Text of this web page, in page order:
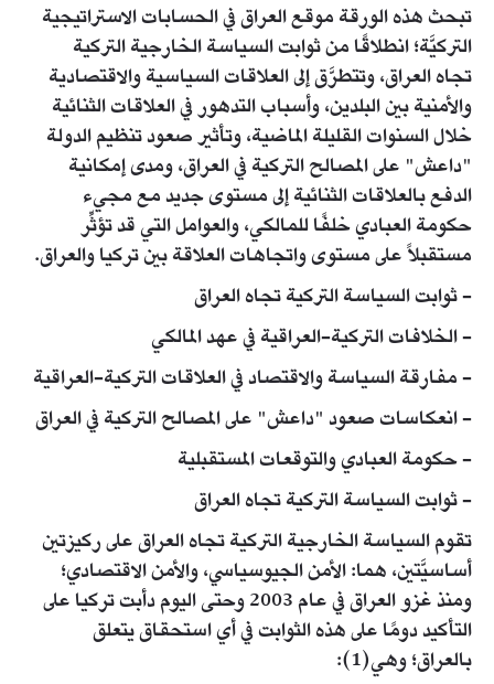
تبحث هذه الورقة موقع العراق في الحسابات الاستراتيجية
التركيَّة؛ انطلاقًا من ثوابت السياسة الخارجية التركية
تجاه العراق، وتتطرَّق إلى العلاقات السياسية والاقتصادية
والأمنية بين البلدين، وأسباب التدهور في العلاقات الثنائية
خلال السنوات القليلة الماضية، وتأثير صعود تنظيم الدولة
"داعش" على المصالح التركية في العراق، ومدى إمكانية
الدفع بالعلاقات الثنائية إلى مستوى جديد مع مجيء
حكومة العبادي خلفًا للمالكي، والعوامل التي قد تؤثِّر
مستقبلاً على مستوى واتجاهات العلاقة بين تركيا والعراق.
- ثوابت السياسة التركية تجاه العراق
- الخلافات التركية-العراقية في عهد المالكي
- مفارقة السياسة والاقتصاد في العلاقات التركية-العراقية
- انعكاسات صعود "داعش" على المصالح التركية في العراق
- حكومة العبادي والتوقعات المستقبلية
- ثوابت السياسة التركية تجاه العراق
تقوم السياسة الخارجية التركية تجاه العراق على ركيزتين
أساسيَّتين، هما: الأمن الجيوسياسي، والأمن الاقتصادي؛
ومنذ غزو العراق في عام 2003 وحتى اليوم دأبت تركيا على
التأكيد دومًا على هذه الثوابت في أي استحقاق يتعلق
بالعراق؛ وهي(1):